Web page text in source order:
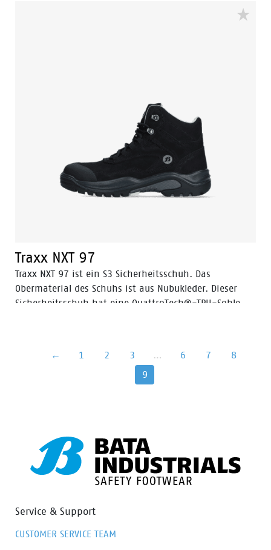
Innenfutter mit Odor Control für frische Füße. Auf der
perfekte Passform und bieten erhöhten Komfort.
Traxx NXT 97
Traxx NXT 97 ist ein S3 Sicherheitsschuh. Das
Obermaterial des Schuhs ist aus Nubukleder. Dieser
Sicherheitsschuh hat eine QuattroTech®-TPU-Sohle,
Suche nach großem Komfort und solidem Halt? Unsere
Traxx Serie verfügt über die QuattroTech®-TPU-Sohle
perfekte Passform und bieten erhöhten Komfort.
← 1 2 3 … 6 7
8
9
Service & Support
CUSTOMER SERVICE TEAM